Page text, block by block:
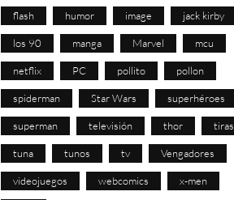
flash humor image jack kirby
los 90 manga Marvel mcu
netflix PC pollito pollon
spiderman Star Wars superhéroes
superman televisión thor tiras
tuna tunos tv Vengadores
videojuegos webcomics x-men